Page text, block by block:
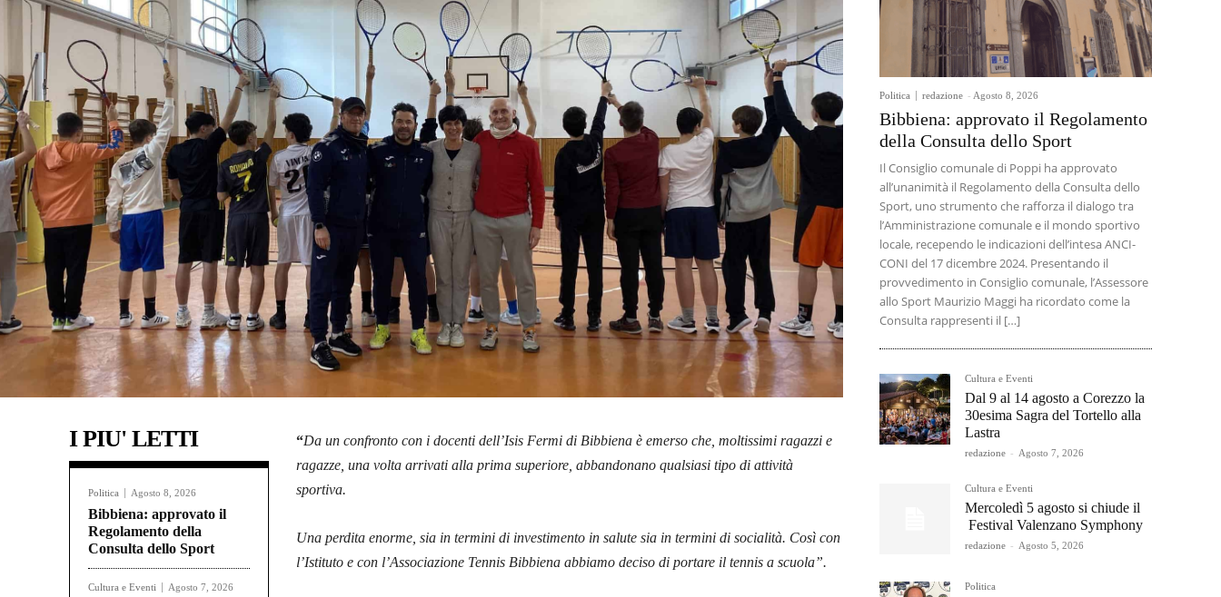
I PIU' LETTI
Politica Agosto 8, 2026
Bibbiena: approvato il
Regolamento della
Consulta dello Sport
Cultura e Eventi Agosto 7, 2026
“Da un confronto con i docenti dell’Isis Fermi di Bibbiena è emerso che, moltissimi ragazzi e
ragazze, una volta arrivati alla prima superiore, abbandonano qualsiasi tipo di attività
sportiva.
Una perdita enorme, sia in termini di investimento in salute sia in termini di socialità. Così con
l’Istituto e con l’Associazione Tennis Bibbiena abbiamo deciso di portare il tennis a scuola”.
Politica redazione - Agosto 8, 2026
Bibbiena: approvato il Regolamento
della Consulta dello Sport
Il Consiglio comunale di Poppi ha approvato
all’unanimità il Regolamento della Consulta dello
Sport, uno strumento che rafforza il dialogo tra
l’Amministrazione comunale e il mondo sportivo
locale, recependo le indicazioni dell’intesa ANCI-
CONI del 17 dicembre 2024. Presentando il
provvedimento in Consiglio comunale, l’Assessore
allo Sport Maurizio Maggi ha ricordato come la
Consulta rappresenti il […]
Cultura e Eventi
Dal 9 al 14 agosto a Corezzo la
30esima Sagra del Tortello alla
Lastra
redazione - Agosto 7, 2026
Cultura e Eventi
Mercoledì 5 agosto si chiude il
Festival Valenzano Symphony
redazione - Agosto 5, 2026
Politica